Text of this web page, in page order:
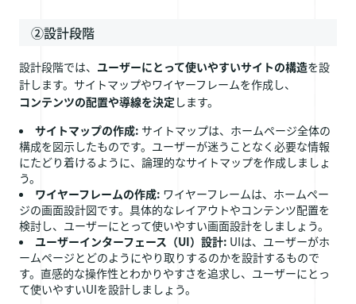
②設計段階
設計段階では、 ユーザーにとって使いやすいサイトの構造を設
計します。サイトマップやワイヤーフレームを作成し、
コンテンツの配置や導線を決定 します。
サイトマップの作成: サイトマップは、ホームページ全体の
構成を図示したものです。ユーザーが迷うことなく必要な情報
にたどり着けるように、論理的なサイトマップを作成しましょ
う。
ワイヤーフレームの作成: ワイヤーフレームは、ホームペー
ジの画面設計図です。具体的なレイアウトやコンテンツ配置を
検討し、ユーザーにとって使いやすい画面設計をしましょう。
ユーザーインターフェース（UI）設計: UIは、ユーザーがホ
ームページとどのようにやり取りするのかを設計するもので
す。直感的な操作性とわかりやすさを追求し、ユーザーにとっ
て使いやすいUIを設計しましょう。